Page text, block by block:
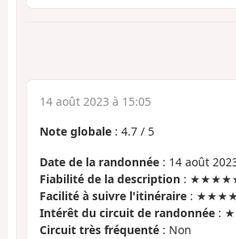
14 août 2023 à 15:05
Note globale : 4.7 / 5
Date de la randonnée : 14 août
Fiabilité de la description : ★★★★★
Facilité à suivre l'itinéraire :
Intérêt du circuit de randonnée :
Circuit très fréquenté : Non